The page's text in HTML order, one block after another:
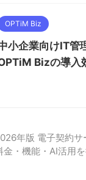
OPTiM Biz
小企業向けIT管
Bizの導入
年版 電子契約サ
金・機能・AI活用